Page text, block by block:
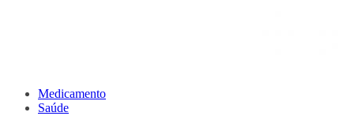
Medicamento
Saúde